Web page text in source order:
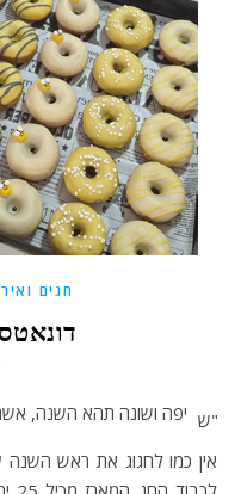
חגים
"ש יפה ושונה תהא השנה,
אין כמו לחגוג את ראש השנה